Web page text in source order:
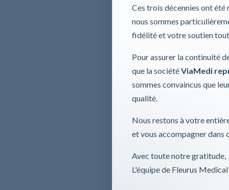
Ces trois décennies ont
nous sommes
fidélité et votre soutien
Pour assurer la continuité
que la sociétéViaMedi
sommes convaincus que
qualité.
Nous restons à votre
et vous accompagner dans
Avec toute notre gratitude,
L'équipe de Fleurus Medical